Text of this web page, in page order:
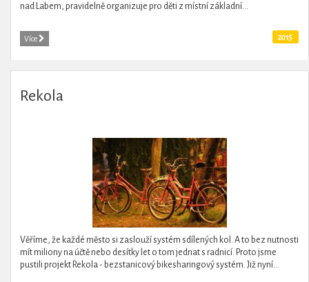
nad Labem, pravidelně organizuje pro děti z místní základní...
Více 2015
Rekola
Věříme, že každé město si zaslouží systém sdílených kol. A to bez nutnosti
mít miliony na účtě nebo desítky let o tom jednat s radnicí. Proto jsme
pustili projekt Rekola - bezstanicový bikesharingový systém. Již nyní...